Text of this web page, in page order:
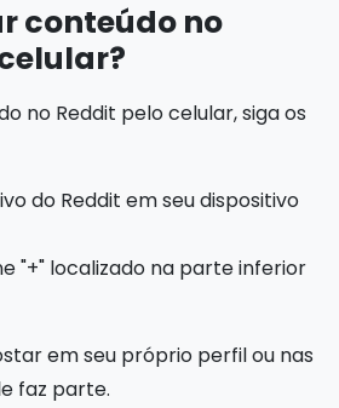
conteúdo no
no Reddit pelo celular, siga os
do Reddit em seu dispositivo
"+" localizado na parte inferior